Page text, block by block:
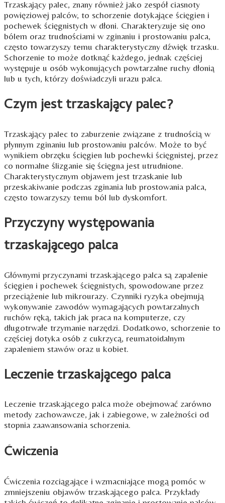
Trzaskający palec, znany również jako zespół ciasnoty
powięziowej palców, to schorzenie dotykające ścięgien i
pochewek ścięgnistych w dłoni. Charakteryzuje się ono
bólem oraz trudnościami w zginaniu i prostowaniu palca,
często towarzyszy temu charakterystyczny dźwięk trzasku.
Schorzenie to może dotknąć każdego, jednak częściej
występuje u osób wykonujących powtarzalne ruchy dłonią
lub u tych, którzy doświadczyli urazu palca.
Czym jest trzaskający palec?
Trzaskający palec to zaburzenie związane z trudnością w
płynnym zginaniu lub prostowaniu palców. Może to być
wynikiem obrzęku ścięgien lub pochewki ścięgnistej, przez
co normalne ślizganie się ścięgna jest utrudnione.
Charakterystycznym objawem jest trzaskanie lub
przeskakiwanie podczas zginania lub prostowania palca,
często towarzyszy temu ból lub dyskomfort.
Przyczyny występowania
trzaskającego palca
Głównymi przyczynami trzaskającego palca są zapalenie
ścięgien i pochewek ścięgnistych, spowodowane przez
przeciążenie lub mikrourazy. Czynniki ryzyka obejmują
wykonywanie zawodów wymagających powtarzalnych
ruchów ręką, takich jak praca na komputerze, czy
długotrwałe trzymanie narzędzi. Dodatkowo, schorzenie to
częściej dotyka osób z cukrzycą, reumatoidalnym
zapaleniem stawów oraz u kobiet.
Leczenie trzaskającego palca
Leczenie trzaskającego palca może obejmować zarówno
metody zachowawcze, jak i zabiegowe, w zależności od
stopnia zaawansowania schorzenia.
Ćwiczenia
Ćwiczenia rozciągające i wzmacniające mogą pomóc w
zmniejszeniu objawów trzaskającego palca. Przykłady